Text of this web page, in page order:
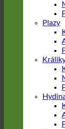
Plazy